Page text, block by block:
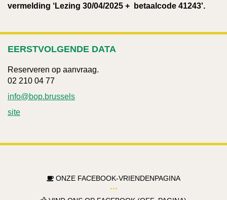
vermelding ‘Lezing 30/04/2025 + betaalcode 41243'.
EERSTVOLGENDE DATA
Reserveren op aanvraag.
02 210 04 77
info@bop.brussels
site
ONZE FACEBOOK-VRIENDENPAGINA